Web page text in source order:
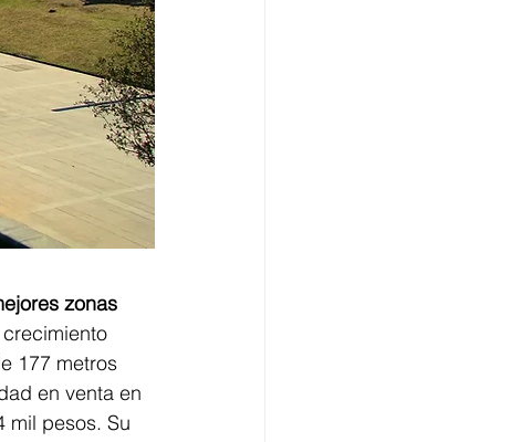
zonas
177 metros
en venta en
mil pesos. Su